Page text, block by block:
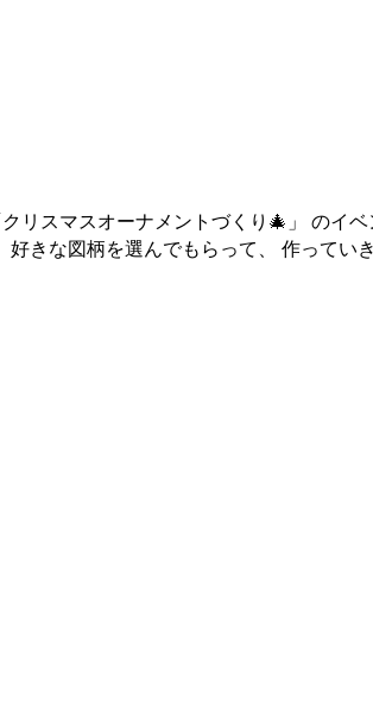
リスマスオーナメントづくり🎄」 のイ
きな図柄を選んでもらって、 作ってい